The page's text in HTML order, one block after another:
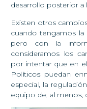
desarrollo posterior a
Existen otros
cuando tengamos
pero con la
consideramos los
por intentar que en
Políticos puedan
especial, la
equipo de, al menos,